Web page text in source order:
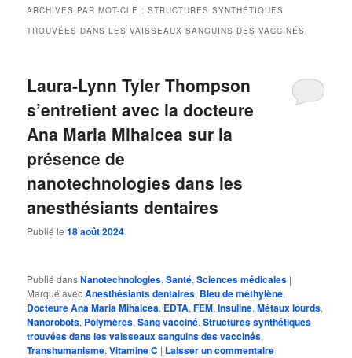
ARCHIVES PAR MOT-CLÉ :STRUCTURES SYNTHÉTIQUES
TROUVÉES DANS LES VAISSEAUX SANGUINS DES VACCINÉS
Laura-Lynn Tyler Thompson
s’entretient avec la docteure
Ana Maria Mihalcea sur la
présence de
nanotechnologies dans les
anesthésiants dentaires
Publié le18 août 2024
Publié dansNanotechnologies,Santé,Sciences médicales |
Marqué avecAnesthésiants dentaires, Bleu de méthylène,
Docteure Ana Maria Mihalcea, EDTA,FEM,Insuline,Métaux lourds,
Nanorobots, Polymères,Sang vacciné,Structures synthétiques
trouvées dans les vaisseaux sanguins des vaccinés,
Transhumanisme,Vitamine C | Laisser un commentaire